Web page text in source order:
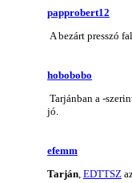
papprobert12
A bezárt presszó
hobobobo
Tarjánban a -
jó.
efemm
Tarján EDTTSZ